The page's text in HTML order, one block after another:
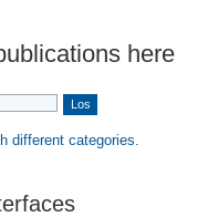
here
different categories.